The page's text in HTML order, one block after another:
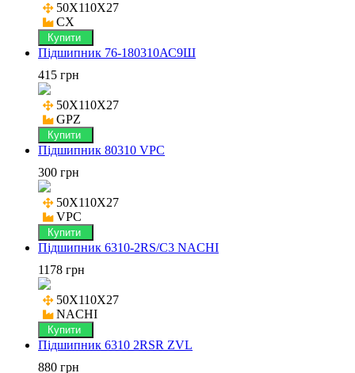
50X110X27
CX
Купити
Підшипник 76-180310АС9Ш
415 грн
50X110X27
GPZ
Купити
Підшипник 80310 VPC
300 грн
50X110X27
VPC
Купити
Підшипник 6310-2RS/C3 NACHI
1178 грн
50X110X27
NACHI
Купити
Підшипник 6310 2RSR ZVL
880 грн